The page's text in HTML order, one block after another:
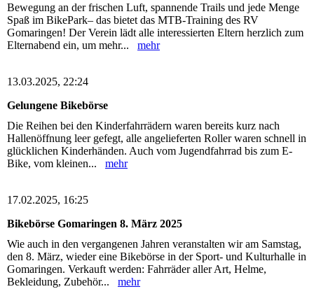
Bewegung an der frischen Luft, spannende Trails und jede Menge
Spaß im BikePark– das bietet das MTB-Training des RV
Gomaringen! Der Verein lädt alle interessierten Eltern herzlich zum
Elternabend ein, um mehr... mehr
13.03.2025, 22:24
Gelungene Bikebörse
Die Reihen bei den Kinderfahrrädern waren bereits kurz nach
Hallenöffnung leer gefegt, alle angelieferten Roller waren schnell in
glücklichen Kinderhänden. Auch vom Jugendfahrrad bis zum E-
Bike, vom kleinen... mehr
17.02.2025, 16:25
Bikebörse Gomaringen 8. März 2025
Wie auch in den vergangenen Jahren veranstalten wir am Samstag,
den 8. März, wieder eine Bikebörse in der Sport- und Kulturhalle in
Gomaringen. Verkauft werden: Fahrräder aller Art, Helme,
Bekleidung, Zubehör... mehr